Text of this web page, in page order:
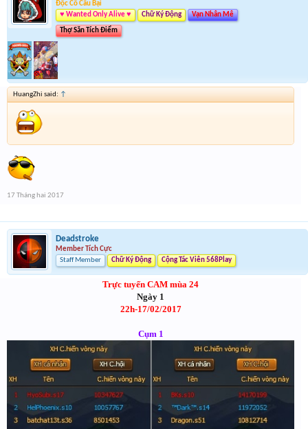
Độc Cô Cầu Bại
♥ Wanted Only Alive ♥
Chữ Ký Động Vạn Nhân Mê
Thợ Săn Tích Điểm
HuangZhi said: ↑
17 Tháng hai 2017
Deadstroke
Member Tích Cực
Staff Member
Chữ Ký Động Cộng Tác Viên 568Play
Trực tuyến CAM mùa 24
Ngày 1
22h-17/02/2017
Cụm 1